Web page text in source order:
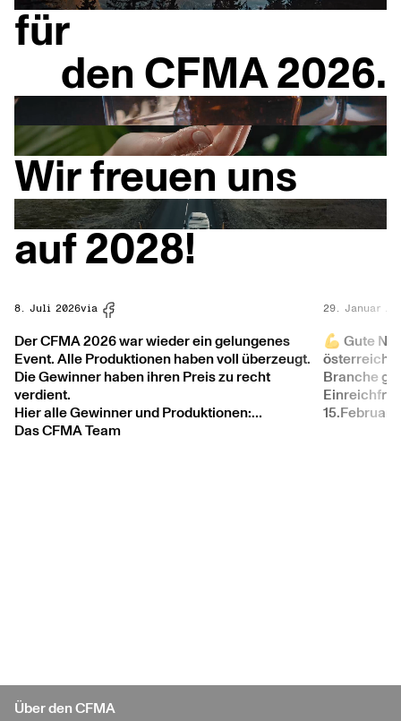
für
den CFMA 2026.
Wir freuen uns
auf 2028!
8. Juli 2026via
Der CFMA 2026 war wieder ein gelungenes
Event. Alle Produktionen haben voll überzeugt.
Die Gewinner haben ihren Preis zu recht
verdient.
Hier alle Gewinner und Produktionen:
https://cfma.at/winners-2026
Das CFMA Team
29. Januar
💪 Gute
Branche
15.Februar
Über den CFMA